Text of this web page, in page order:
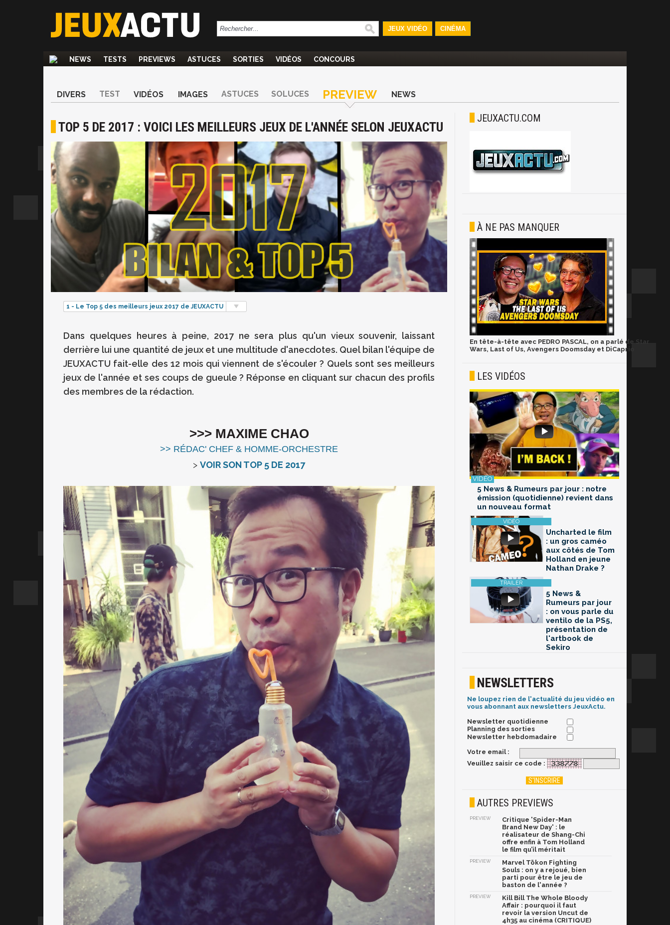
JEUX VIDÉO CINÉMA
NEWS TESTS PREVIEWS ASTUCES SORTIES VIDÉOS CONCOURS
DIVERS TEST VIDÉOS IMAGES ASTUCES SOLUCES PREVIEW NEWS
TOP 5 DE 2017 : VOICI LES MEILLEURS JEUX DE L'ANNÉE SELON JEUXACTU
1 - Le Top 5 des meilleurs jeux 2017 de JEUXACTU
Dans quelques heures à peine, 2017 ne sera plus qu'un vieux souvenir, laissant
derrière lui une quantité de jeux et une multitude d'anecdotes. Quel bilan l'équipe de
JEUXACTU fait-elle des 12 mois qui viennent de s'écouler ? Quels sont ses meilleurs
jeux de l'année et ses coups de gueule ? Réponse en cliquant sur chacun des profils
des membres de la rédaction.
>>> MAXIME CHAO
>> RÉDAC' CHEF & HOMME-ORCHESTRE
> VOIR SON TOP 5 DE 2017
JEUXACTU.COM
À NE PAS MANQUER
En tête-à-tête avec PEDRO PASCAL, on a parlé de Star
Wars, Last of Us, Avengers Doomsday et DiCaprio
LES VIDÉOS
5 News & Rumeurs par jour : notre
émission (quotidienne) revient dans
un nouveau format
Uncharted le film
: un gros caméo
aux côtés de Tom
Holland en jeune
Nathan Drake ?
5 News &
Rumeurs par jour
: on vous parle du
ventilo de la PS5,
présentation de
l'artbook de
Sekiro
NEWSLETTERS
Ne loupez rien de l'actualité du jeu vidéo en
vous abonnant aux newsletters JeuxActu.
Newsletter quotidienne
Planning des sorties
Newsletter hebdomadaire
Votre email :
Veuillez saisir ce code :
AUTRES PREVIEWS
PREVIEW
Critique 'Spider-Man
Brand New Day' : le
réalisateur de Shang-Chi
offre enfin à Tom Holland
le film qu’il méritait
PREVIEW
Marvel Tōkon Fighting
Souls : on y a rejoué, bien
parti pour être le jeu de
baston de l'année ?
PREVIEW
Kill Bill The Whole Bloody
Affair : pourquoi il faut
revoir la version Uncut de
4h35 au cinéma (CRITIQUE)